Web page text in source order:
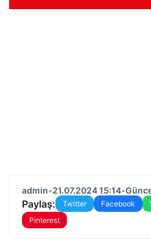
admin•21.07.2024 15:14•
Paylaş: Twitter Facebook
Pinterest